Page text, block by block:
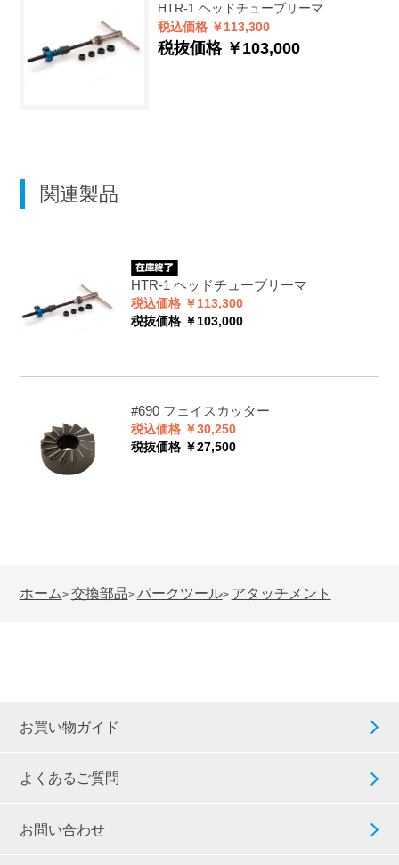
HTR-1 ヘッドチューブリーマ
税込価格 ￥113,300
税抜価格 ￥103,000
関連製品
HTR-1 ヘッドチューブリーマ
税込価格 ￥113,300
税抜価格 ￥103,000
#690 フェイスカッター
税込価格 ￥30,250
税抜価格 ￥27,500
ホーム> 交換部品> パークツール> アタッチメント
お買い物ガイド
よくあるご質問
お問い合わせ